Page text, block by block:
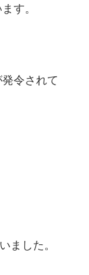
す。
令されて
ました。